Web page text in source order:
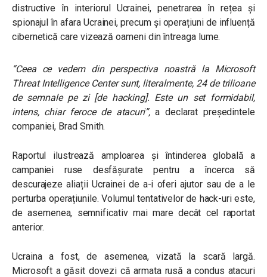
distructive în interiorul Ucrainei, penetrarea în rețea și
spionajul în afara Ucrainei, precum și operațiuni de influență
cibernetică care vizează oameni din întreaga lume.
“Ceea ce vedem din perspectiva noastră la Microsoft
Threat Intelligence Center sunt, literalmente, 24 de trilioane
de semnale pe zi [de hacking]. Este un set formidabil,
intens, chiar feroce de atacuri”,a declarat președintele
companiei, Brad Smith.
Raportul ilustrează amploarea și întinderea globală a
campaniei ruse desfășurate pentru a încerca să
descurajeze aliații Ucrainei de a-i oferi ajutor sau de a le
perturba operațiunile. Volumul tentativelor de hack-uri este,
de asemenea, semnificativ mai mare decât cel raportat
anterior.
Ucraina a fost, de asemenea, vizată la scară largă.
Microsoft a găsit dovezi că armata rusă a condus atacuri